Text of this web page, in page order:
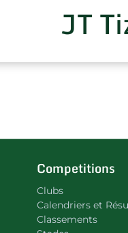
JT
Competitions
Clubs
Calendriers et
Classements